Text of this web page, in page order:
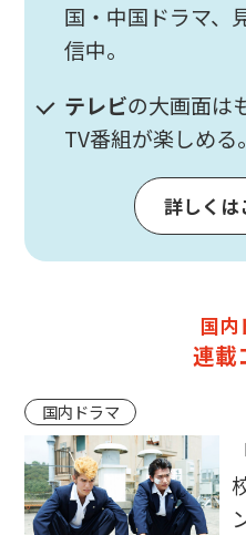
国・中国ドラマ、
信中。
テレビの大画面は
TV番組が楽しめる。
詳しくは
国内
連載
国内ドラマ